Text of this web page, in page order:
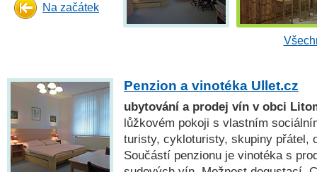
Na začátek
Penzion a vinotéka Ullet.cz
ubytování a prodej vín v obci
lůžkovém pokoji s vlastním
turisty, cykloturisty, skupiny přátel,
Součástí penzionu je vinotéka s